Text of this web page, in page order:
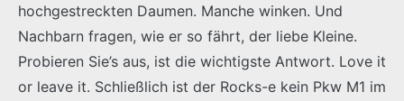
hochgestreckten Daumen. Manche winken. Und
Nachbarn fragen, wie er so fährt, der liebe Kleine.
Probieren Sie’s aus, ist die wichtigste Antwort. Love it
or leave it. Schließlich ist der Rocks-e kein Pkw M1 im